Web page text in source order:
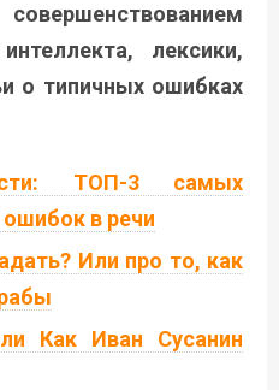
лексики,
о типичных ошибках
ТОП-3 самых
в речи
Или про то, как
Как Иван Сусанин